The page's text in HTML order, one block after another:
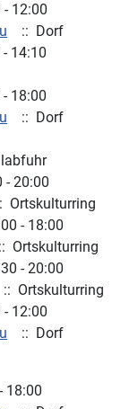
12:00
:: Dorf
14:10
18:00
:: Dorf
- 20:00
Ortskulturring
- 18:00
:: Ortskulturring
- 20:00
:: Ortskulturring
12:00
:: Dorf
18:00